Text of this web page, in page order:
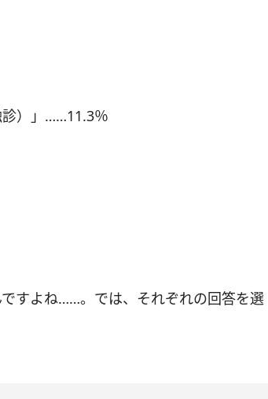
）」……11.3％
すよね……。では、それぞれの回答を選